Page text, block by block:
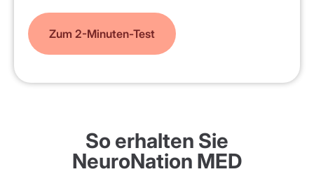
Zum 2-Minuten-Test
So erhalten Sie
NeuroNation MED